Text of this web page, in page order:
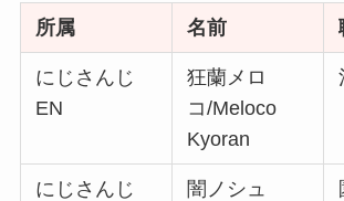
所属 名前
にじさんじ
EN
狂蘭メロ
コ/Meloco
Kyoran
にじさんじ
闇ノシュ